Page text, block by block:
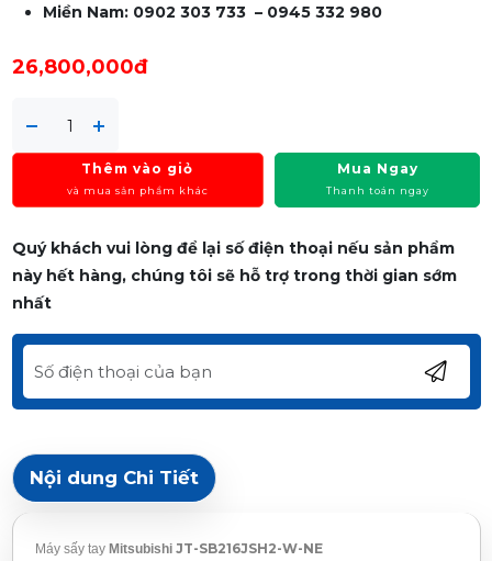
Miền Nam: 0902 303 733 – 0945 332 980
26,800,000đ
Thêm vào giỏ
và mua sản phẩm khác
Mua Ngay
Thanh toán ngay
Quý khách vui lòng để lại số điện thoại nếu sản phẩm
này hết hàng, chúng tôi sẽ hỗ trợ trong thời gian sớm
nhất
Nội dung Chi Tiết
Máy sấy tay Mitsubishi JT-SB216JSH2-W-NE